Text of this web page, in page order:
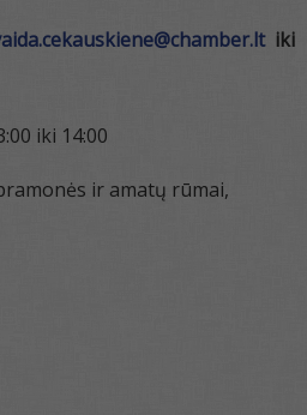
iki
iki 14:00
ir amatų rūmai,